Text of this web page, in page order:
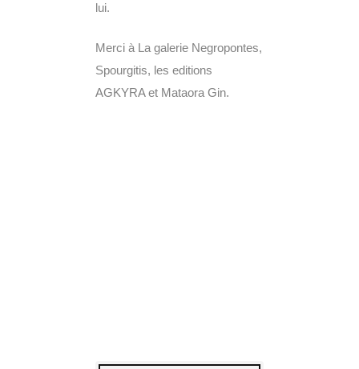
lui.
Merci à La galerie Negropontes,
Spourgitis, les editions
AGKYRA et Mataora Gin.